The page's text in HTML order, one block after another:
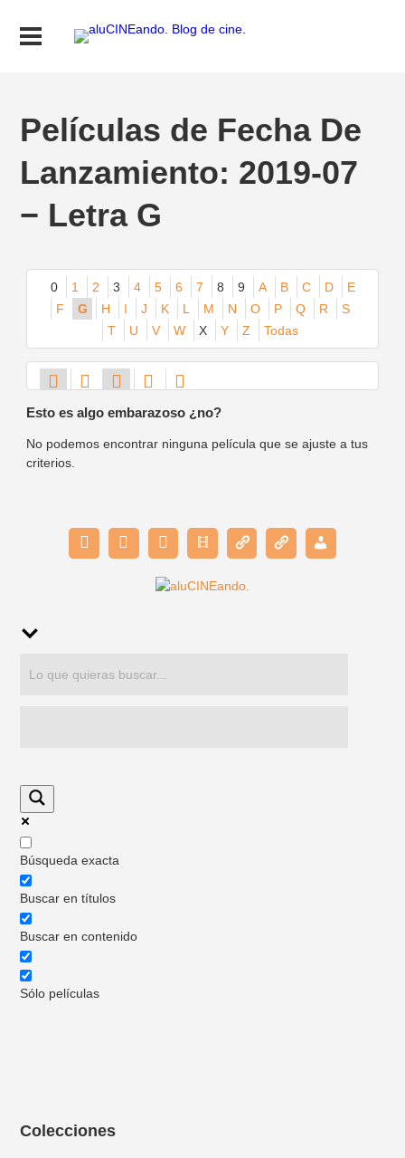
Películas de Fecha De
Lanzamiento: 2019-07
− Letra G
0 1 2 3 4 5 6 7 8 9 A B C D
E
F
G H I J K L M N O P Q R
S
T
U V W X Y Z Todas
Esto es algo embarazoso ¿no?
No podemos encontrar ninguna película que se ajuste a tus
criterios.
Búsqueda exacta
Buscar en títulos
Buscar en contenido
Sólo películas
Colecciones